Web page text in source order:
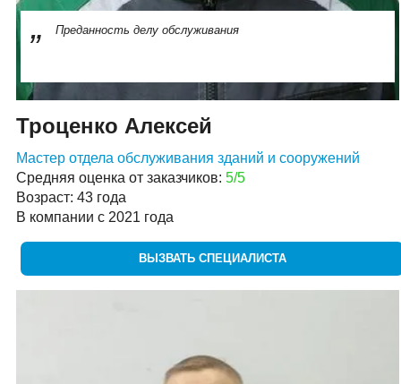
Преданность делу обслуживания
Троценко Алексей
Мастер отдела обслуживания зданий и сооружений
Средняя оценка от заказчиков: 5/5
Возраст: 43 года
В компании с 2021 года
ВЫЗВАТЬ СПЕЦИАЛИСТА